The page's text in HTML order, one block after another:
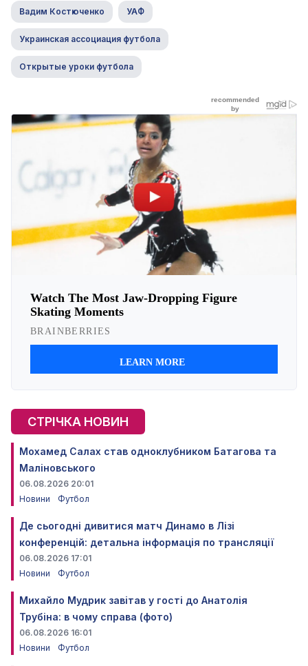
Вадим Костюченко УАФ
Украинская ассоциация футбола
Открытые уроки футбола
СТРІЧКА НОВИН
Мохамед Салах став одноклубником Батагова та
Маліновського
06.08.2026 20:01
Новини
Футбол
Де сьогодні дивитися матч Динамо в Лізі
конференцій: детальна інформація по трансляції
06.08.2026 17:01
Новини
Футбол
Михайло Мудрик завітав у гості до Анатолія
Трубіна: в чому справа (фото)
06.08.2026 16:01
Новини
Футбол